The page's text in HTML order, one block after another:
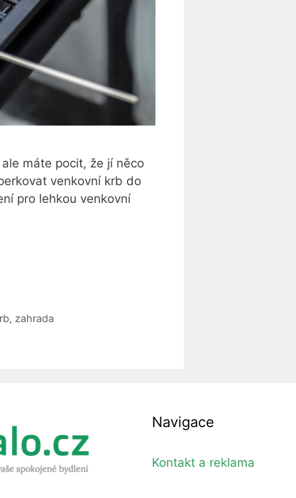
máte pocit, že jí něco
venkovní krb do
pro lehkou venkovní
, zahrada
Navigace
Kontakt a reklama